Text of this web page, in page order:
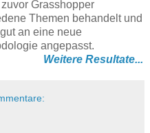
Grasshopper
Themen behandelt und
an eine neue
angepasst.
Weitere Resultate...